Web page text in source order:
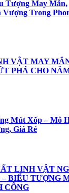
Tượng May Mắn,
Trong
VẬT MAY
PHÁ CHO
Mút Xốp – Mô
Giá Rẻ
LINH VẬT
BIỂU TƯỢNG
CÔNG